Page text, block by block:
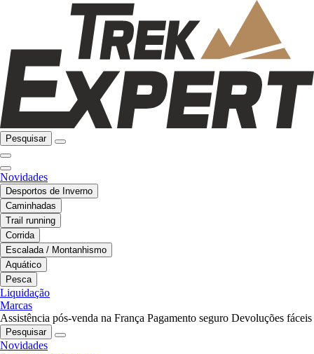
Pesquisar
Novidades
Desportos de Inverno
Caminhadas
Trail running
Corrida
Escalada / Montanhismo
Aquático
Pesca
Liquidação
Marcas
Assistência pós-venda na França Pagamento seguro Devoluções fáceis
Pesquisar
Novidades